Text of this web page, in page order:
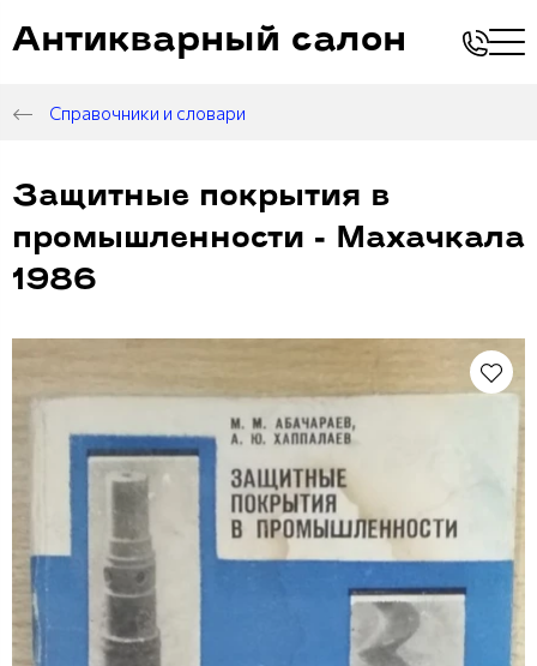
Антикварный салон
Справочники и словари
Защитные покрытия в
промышленности - Махачкала
1986